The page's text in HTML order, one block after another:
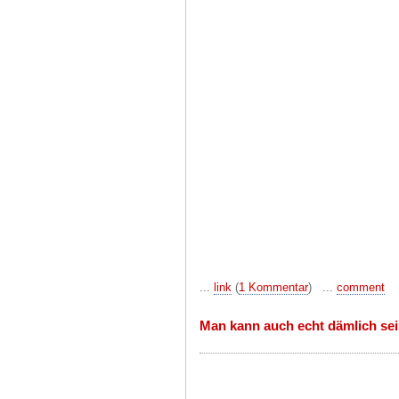
... link (1 Kommentar) ... comment
Man kann auch echt dämlich